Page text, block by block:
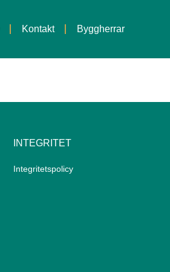
Kontakt Byggherrar
INTEGRITET
Integritetspolicy